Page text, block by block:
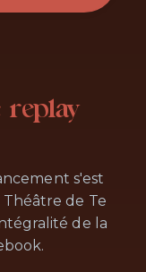
replay
s'est
de Te
de la